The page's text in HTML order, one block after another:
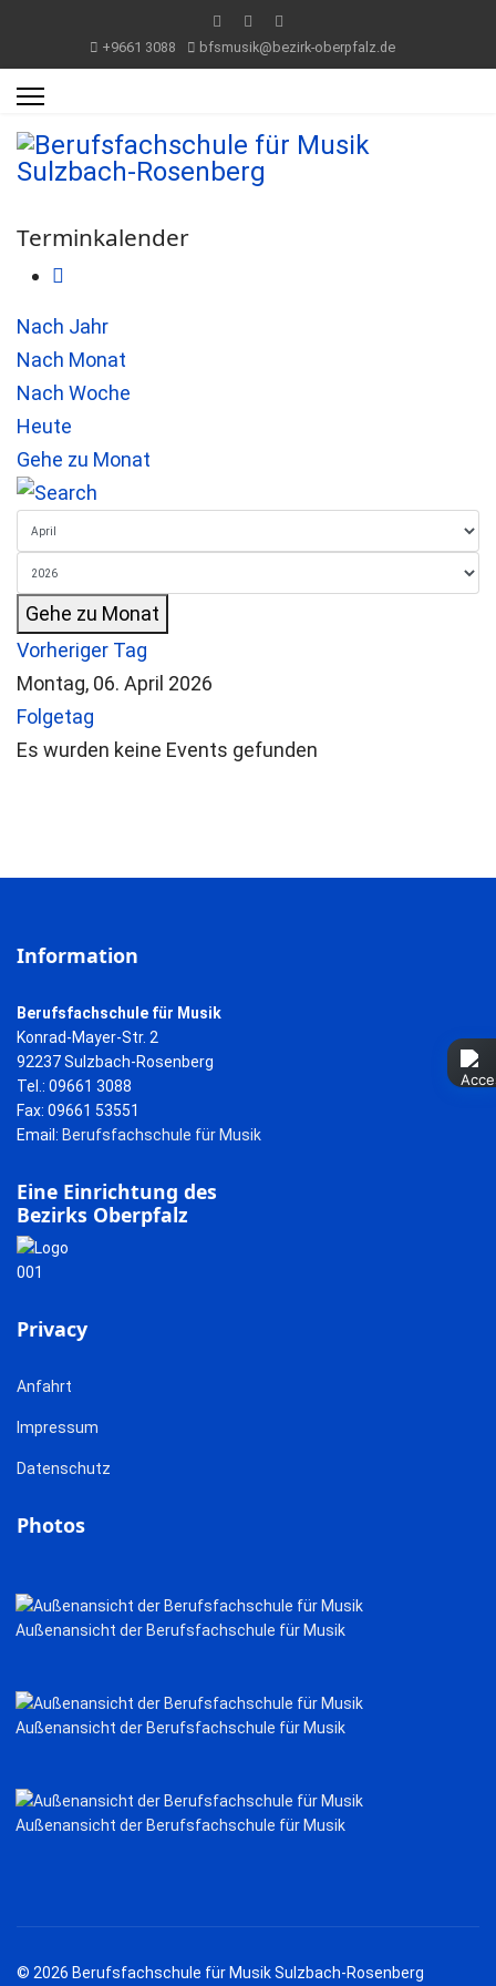
+9661 3088 bfsmusik@bezirk-oberpfalz.de
Terminkalender
Nach Jahr
Nach Monat
Nach Woche
Heute
Gehe zu Monat
Gehe zu Monat
Vorheriger Tag
Montag, 06. April 2026
Folgetag
Es wurden keine Events gefunden
Information
Berufsfachschule für Musik
Konrad-Mayer-Str. 2
92237 Sulzbach-Rosenberg
Tel.: 09661 3088
Fax: 09661 53551
Email: Berufsfachschule für Musik
Eine Einrichtung des
Bezirks Oberpfalz
Privacy
Anfahrt
Impressum
Datenschutz
Photos
Außenansicht der Berufsfachschule für Musik
Außenansicht der Berufsfachschule für Musik
Außenansicht der Berufsfachschule für Musik
© 2026 Berufsfachschule für Musik Sulzbach-Rosenberg